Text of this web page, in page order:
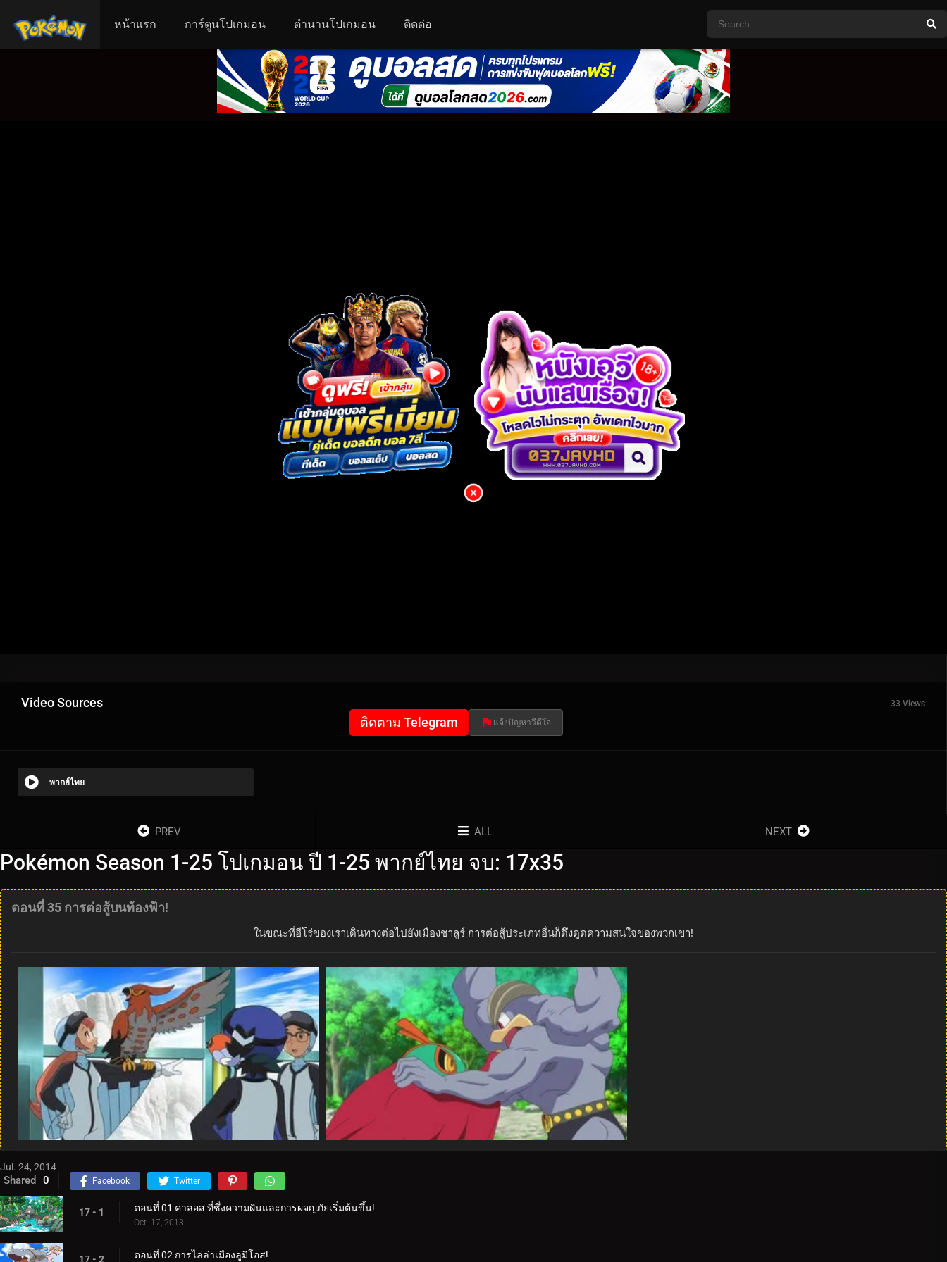
หน้าแรก การ์ตูนโปเกมอน ตำนานโปเกมอน ติดต่อ
Video Sources 33 Views
ติดตาม Telegram แจ้งปัญหาวีดีโอ
พากย์ไทย
PREV ALL NEXT
Pokémon Season 1-25 โปเกมอน ปี 1-25 พากย์ไทย จบ: 17x35
ตอนที่ 35 การต่อสู้บนท้องฟ้า!
ในขณะที่ฮีโร่ของเราเดินทางต่อไปยังเมืองชาลูร์ การต่อสู้ประเภทอื่นก็ดึงดูดความสนใจของพวกเขา!
Jul. 24, 2014
Shared 0 Facebook Twitter
17 - 1 ตอนที่ 01 คาลอส ที่ซึ่งความฝันและการผจญภัยเริ่มต้นขึ้น!
Oct. 17, 2013
17 - 2 ตอนที่ 02 การไล่ล่าเมืองลูมิโอส!